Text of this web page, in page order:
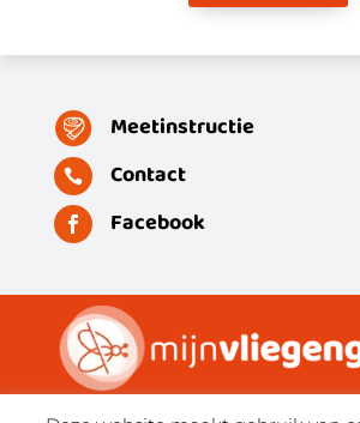
Meetinstructie
 Contact
 Facebook